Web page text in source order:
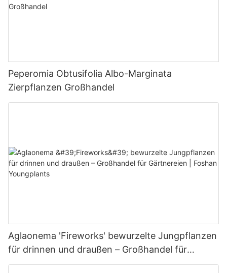
Peperomia Obtusifolia Albo-Marginata
Zierpflanzen Großhandel
Aglaonema 'Fireworks' bewurzelte Jungpflanzen
für drinnen und draußen – Großhandel für
Gärtnereien | Foshan Youngplants